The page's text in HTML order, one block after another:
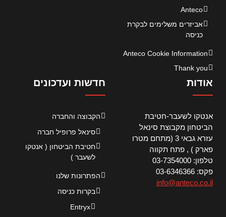
Anteco
אביזרים משלימים לבקרת
כניסה
Anteco Cookie Information
Thank you
חדשות ועדכונים
הקבוצה והחברה
סינאל פרופיל חברה
חטיבת הביטחון ( אנטקו
לשעבר )
הפתרונות שלנו
בקרות כניסה
Entryx
אודות
אנטקו לשעבר-חטיבת
הביטחון מקבוצת סינאל
עזרא גבאי 3 (מתחם מטרו
פארק ) , פתח תקווה
טלפון: 03-7354000
פקס: 03-6346366
info@anteco.co.il